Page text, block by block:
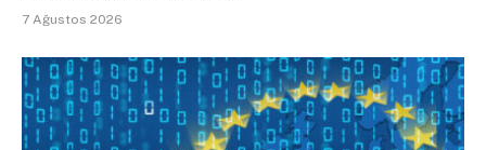
7 Ağustos 2026